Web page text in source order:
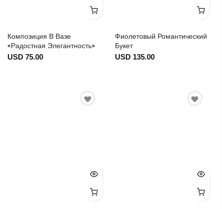
Композиция В Вазе
«Радостная Элегантность»
USD 75.00
Фиолетовый Романтический
Букет
USD 135.00